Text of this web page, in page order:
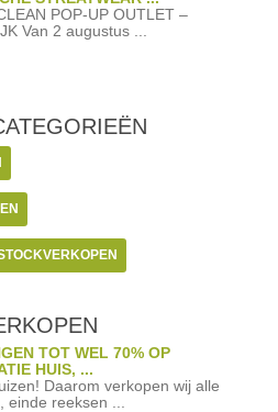
POP-UP OUTLET –
Van 2 augustus ...
TOT WEL 70% OP
HUIS, ...
Daarom verkopen wij alle
einde reeksen ...